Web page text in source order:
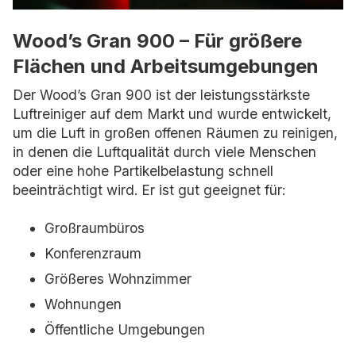
Wood’s Gran 900 – Für größere
Flächen und Arbeitsumgebungen
Der Wood’s Gran 900 ist der leistungsstärkste
Luftreiniger auf dem Markt und wurde entwickelt,
um die Luft in großen offenen Räumen zu reinigen,
in denen die Luftqualität durch viele Menschen
oder eine hohe Partikelbelastung schnell
beeinträchtigt wird. Er ist gut geeignet für:
Großraumbüros
Konferenzraum
Größeres Wohnzimmer
Wohnungen
Öffentliche Umgebungen